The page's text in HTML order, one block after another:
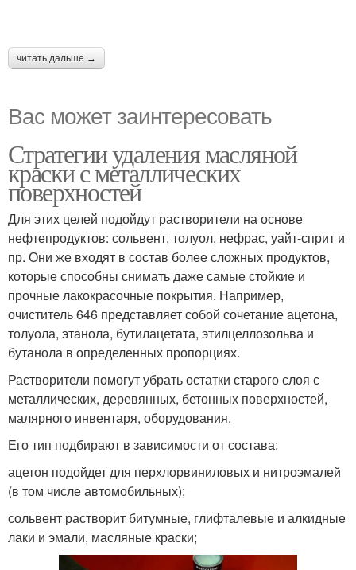
читать дальше →
Вас может заинтересовать
Стратегии удаления масляной
краски с металлических
поверхностей
Для этих целей подойдут растворители на основе
нефтепродуктов: сольвент, толуол, нефрас, уайт-сприт и
пр. Они же входят в состав более сложных продуктов,
которые способны снимать даже самые стойкие и
прочные лакокрасочные покрытия. Например,
очиститель 646 представляет собой сочетание ацетона,
толуола, этанола, бутилацетата, этилцеллозольва и
бутанола в определенных пропорциях.
Растворители помогут убрать остатки старого слоя с
металлических, деревянных, бетонных поверхностей,
малярного инвентаря, оборудования.
Его тип подбирают в зависимости от состава:
ацетон подойдет для перхлорвиниловых и нитроэмалей
(в том числе автомобильных);
сольвент растворит битумные, глифталевые и алкидные
лаки и эмали, масляные краски;